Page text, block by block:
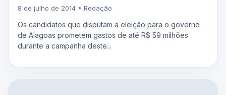
8 de julho de 2014 • Redação
Os candidatos que disputam a eleição para o governo
de Alagoas prometem gastos de até R$ 59 milhões
durante a campanha deste...